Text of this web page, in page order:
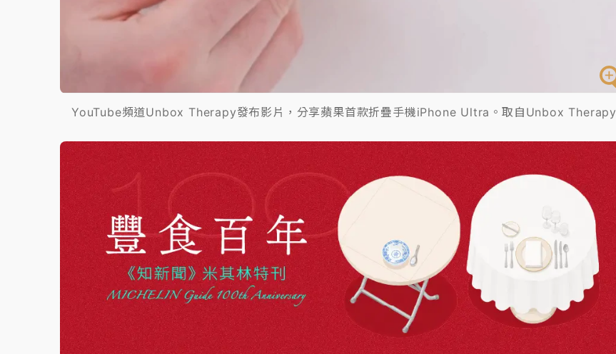
YouTube頻道Unbox Therapy發布影片，分享蘋果首款折疊手機iPhone Ultra。取自Unbox Therapy